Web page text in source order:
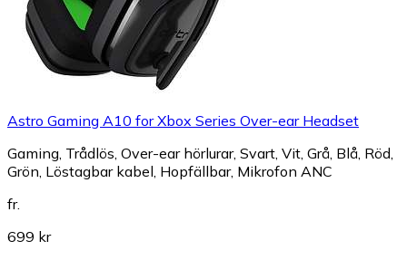
Astro Gaming A10 for Xbox Series Over-ear Headset
Gaming, Trådlös, Over-ear hörlurar, Svart, Vit, Grå, Blå, Röd,
Grön, Löstagbar kabel, Hopfällbar, Mikrofon ANC
fr.
699 kr